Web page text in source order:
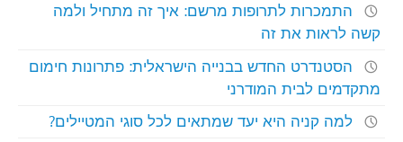
התמכרות לתרופות מרשם: איך זה מתחיל ולמה
קשה לראות את זה
הסטנדרט החדש בבנייה הישראלית: פתרונות חימום
מתקדמים לבית המודרני
למה קניה היא יעד שמתאים לכל סוגי המטיילים?